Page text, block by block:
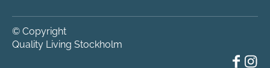
© Copyright
Quality Living Stockholm